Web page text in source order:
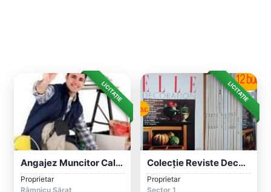
LICITAȚIE
Angajez Muncitor Calificat Și Necalifica...
Proprietar
Râmnicu Sărat
LICITAȚIE
Colecție Reviste Decorațiuni Interioare...
Proprietar
Sector 1